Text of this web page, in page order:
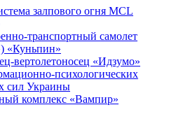
залпового огня MCL
транспортный самолет
«Куньпин»
вертолетоносец «Идзумо»
психологических
сил Украины
комплекс «Вампир»